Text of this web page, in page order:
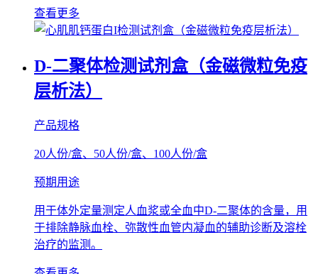
查看更多
D-二聚体检测试剂盒（金磁微粒免疫
层析法）
产品规格
20人份/盒、50人份/盒、100人份/盒
预期用途
用于体外定量测定人血浆或全血中D-二聚体的含量，用
于排除静脉血栓、弥散性血管内凝血的辅助诊断及溶栓
治疗的监测。